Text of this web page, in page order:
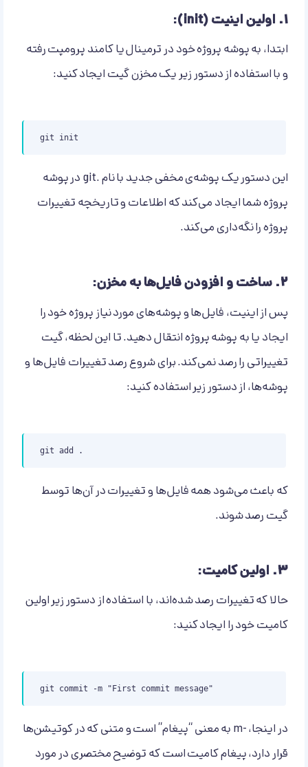
۱. اولین اینیت (init):
ابتدا، به پوشه پروژه خود در ترمینال یا کامند پرومپت رفته
و با استفاده از دستور زیر یک مخزن گیت ایجاد کنید:
git init
این دستور یک پوشه‌ی مخفی جدید با نام .git در پوشه
پروژه شما ایجاد می‌کند که اطلاعات و تاریخچه تغییرات
پروژه را نگه‌داری می‌کند.
۲. ساخت و افزودن فایل‌ها به مخزن:
پس از اینیت، فایل‌ها و پوشه‌های مورد نیاز پروژه خود را
ایجاد یا به پوشه پروژه انتقال دهید. تا این لحظه، گیت
تغییراتی را رصد نمی‌کند. برای شروع رصد تغییرات فایل‌ها و
پوشه‌ها، از دستور زیر استفاده کنید:
git add .
که باعث می‌شود همه فایل‌ها و تغییرات در آن‌ها توسط
گیت رصد شوند.
۳. اولین کامیت:
حالا که تغییرات رصد شده‌اند، با استفاده از دستور زیر اولین
کامیت خود را ایجاد کنید:
git commit -m "First commit message"
در اینجا، -m به معنی “پیغام” است و متنی که در کوتیشن‌ها
قرار دارد، پیغام کامیت است که توضیح مختصری در مورد